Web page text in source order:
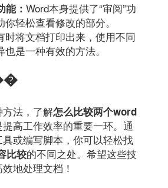
能：Word本身提供了“审阅”功
轻松查看修改的部分。
时将文档打印出来，使用不同
是一种有效的方法。
法，了解怎么比较两个word
高工作效率的重要一环。通
或编写脚本，你可以轻松找
比较的不同之处。希望这些技
地处理文档！